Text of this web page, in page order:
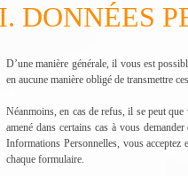
I. DONNÉES
D’une manière générale, il vous est
en aucune manière obligé de transmettre
Néanmoins, en cas de refus, il se peut
amené dans certains cas à vous
Informations Personnelles, vous acceptez
chaque formulaire.